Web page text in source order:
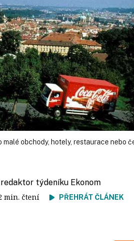
malé obchody, hotely, restaurace nebo
redaktor týdeníku Ekonom
min. čtení PŘEHRÁT ČLÁNEK